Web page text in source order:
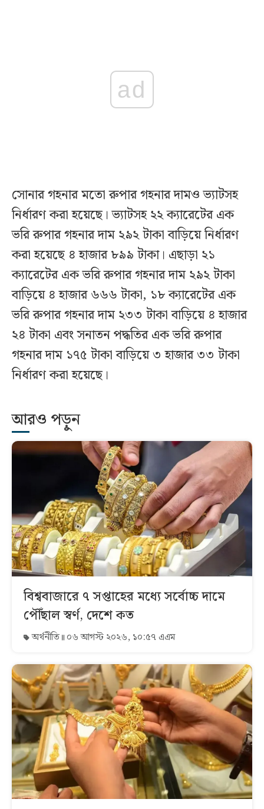
ad
সোনার গহনার মতো রুপার গহনার দামও ভ্যাটসহ
নির্ধারণ করা হয়েছে। ভ্যাটসহ ২২ ক্যারেটের এক
ভরি রুপার গহনার দাম ২৯২ টাকা বাড়িয়ে নির্ধারণ
করা হয়েছে ৪ হাজার ৮৯৯ টাকা। এছাড়া ২১
ক্যারেটের এক ভরি রুপার গহনার দাম ২৯২ টাকা
বাড়িয়ে ৪ হাজার ৬৬৬ টাকা, ১৮ ক্যারেটের এক
ভরি রুপার গহনার দাম ২৩৩ টাকা বাড়িয়ে ৪ হাজার
২৪ টাকা এবং সনাতন পদ্ধতির এক ভরি রুপার
গহনার দাম ১৭৫ টাকা বাড়িয়ে ৩ হাজার ৩৩ টাকা
নির্ধারণ করা হয়েছে।
আরও পড়ুন
বিশ্ববাজারে ৭ সপ্তাহের মধ্যে সর্বোচ্চ দামে
পৌঁছাল স্বর্ণ, দেশে কত
অর্থনীতি ০৬ আগস্ট ২০২৬, ১০:৫৭ এএম